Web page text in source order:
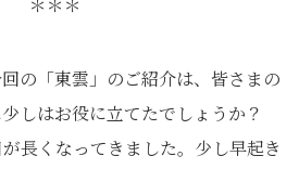
の「東雲」のご紹介は、皆さまの
しはお役に立てたでしょうか？
長くなってきました。少し早起き